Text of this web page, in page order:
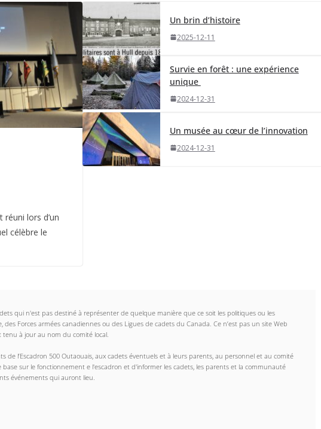
réuni lors d’un
célèbre le
Un brin d’histoire
2025-12-11
Survie en forêt : une expérience
unique
2024-12-31
Un musée au cœur de l’innovation
2024-12-31
qui n'est pas destiné à représenter de quelque manière que ce soit les politiques ou les
Forces armées canadiennes ou des Ligues de cadets du Canada. Ce n’est pas un site Web
tenu à jour au nom du comité local.
de l’Escadron 500 Outaouais, aux cadets éventuels et à leurs parents, au personnel et au comité
sur le fonctionnement e l'escadron et d'informer les cadets, les parents et la communauté
événements qui auront lieu.